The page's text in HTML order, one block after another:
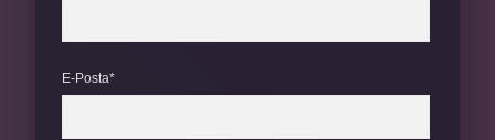
E-Posta*